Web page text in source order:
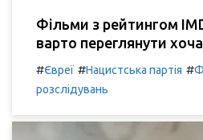
Фільми з рейтингом
варто переглянути
#Євреї #Нацистська партія #
розслідувань